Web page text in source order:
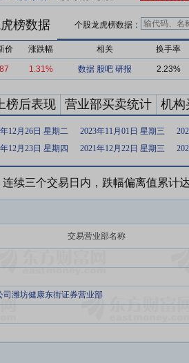
榜数据 个股龙虎榜数据：
价 涨跌幅 相关 换手率
1.31% 数据 股吧 研报 2.23%
榜后表现 营业部买卖统计 机构
12月26日 星期二 2023年11月01日 星期三
12月23日 星期四 2021年12月22日 星期三
连续三个交易日内，跌幅偏离值累计
交易营业部名称
潍坊健康东街证券营业部